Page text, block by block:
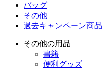
バッグ
その他
過去キャンペーン商品
その他の用品
書籍
便利グッズ